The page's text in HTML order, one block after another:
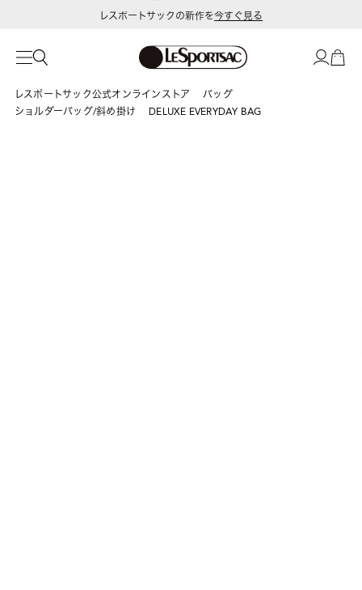
レスポートサックの新作を今すぐ見る
レスポートサック公式オンラインストア
バッグ
ショルダーバッグ/斜め掛け
DELUXE EVERYDAY BAG